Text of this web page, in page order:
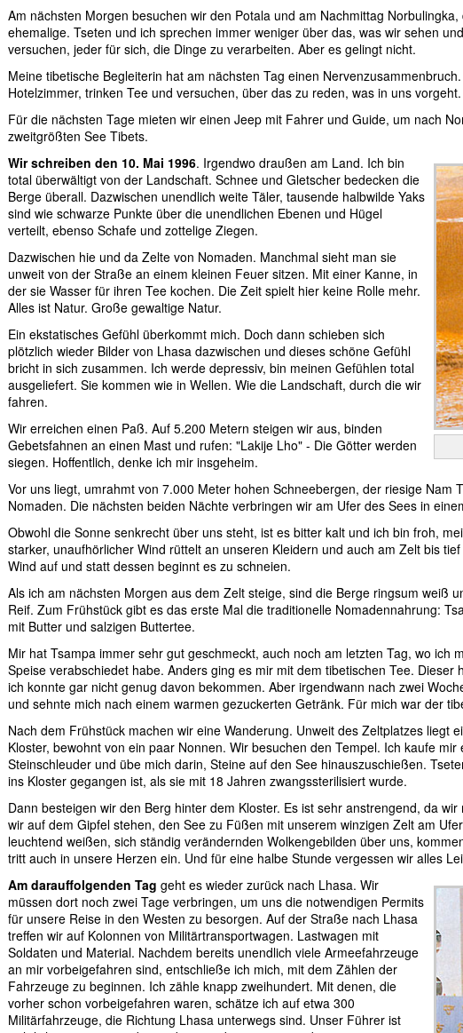
Am nächsten Morgen besuchen wir den Potala und am Nachmittag
ehemalige. Tseten und ich sprechen immer weniger über das, was wir sehen
versuchen, jeder für sich, die Dinge zu verarbeiten. Aber es gelingt nicht.
Meine tibetische Begleiterin hat am nächsten Tag einen
Hotelzimmer, trinken Tee und versuchen, über das zu reden, was in uns vorgeht.
Für die nächsten Tage mieten wir einen Jeep mit Fahrer und Guide, um nach
zweitgrößten See Tibets.
Wir schreiben den 10. Mai 1996. Irgendwo draußen am Land. Ich bin
total überwältigt von der Landschaft. Schnee und Gletscher bedecken die
Berge überall. Dazwischen unendlich weite Täler, tausende halbwilde Yaks
sind wie schwarze Punkte über die unendlichen Ebenen und Hügel
verteilt, ebenso Schafe und zottelige Ziegen.
Dazwischen hie und da Zelte von Nomaden. Manchmal sieht man sie
unweit von der Straße an einem kleinen Feuer sitzen. Mit einer Kanne, in
der sie Wasser für ihren Tee kochen. Die Zeit spielt hier keine Rolle mehr.
Alles ist Natur. Große gewaltige Natur.
Ein ekstatisches Gefühl überkommt mich. Doch dann schieben sich
plötzlich wieder Bilder von Lhasa dazwischen und dieses schöne Gefühl
bricht in sich zusammen. Ich werde depressiv, bin meinen Gefühlen total
ausgeliefert. Sie kommen wie in Wellen. Wie die Landschaft, durch die wir
fahren.
Wir erreichen einen Paß. Auf 5.200 Metern steigen wir aus, binden
Gebetsfahnen an einen Mast und rufen: "Lakije Lho" - Die Götter werden
siegen. Hoffentlich, denke ich mir insgeheim.
Vor uns liegt, umrahmt von 7.000 Meter hohen Schneebergen, der riesige Nam
Nomaden. Die nächsten beiden Nächte verbringen wir am Ufer des Sees in
Obwohl die Sonne senkrecht über uns steht, ist es bitter kalt und ich bin froh,
starker, unaufhörlicher Wind rüttelt an unseren Kleidern und auch am Zelt bis
Wind auf und statt dessen beginnt es zu schneien.
Als ich am nächsten Morgen aus dem Zelt steige, sind die Berge ringsum weiß
Reif. Zum Frühstück gibt es das erste Mal die traditionelle Nomadennahrung:
mit Butter und salzigen Buttertee.
Mir hat Tsampa immer sehr gut geschmeckt, auch noch am letzten Tag, wo ich
Speise verabschiedet habe. Anders ging es mir mit dem tibetischen Tee.
ich konnte gar nicht genug davon bekommen. Aber irgendwann nach zwei
und sehnte mich nach einem warmen gezuckerten Getränk. Für mich war der
Nach dem Frühstück machen wir eine Wanderung. Unweit des Zeltplatzes liegt
Kloster, bewohnt von ein paar Nonnen. Wir besuchen den Tempel. Ich kaufe
Steinschleuder und übe mich darin, Steine auf den See hinauszuschießen.
ins Kloster gegangen ist, als sie mit 18 Jahren zwangssterilisiert wurde.
Dann besteigen wir den Berg hinter dem Kloster. Es ist sehr anstrengend, da
wir auf dem Gipfel stehen, den See zu Füßen mit unserem winzigen Zelt am
leuchtend weißen, sich ständig verändernden Wolkengebilden über uns,
tritt auch in unsere Herzen ein. Und für eine halbe Stunde vergessen wir alles
Am darauffolgenden Tag geht es wieder zurück nach Lhasa. Wir
müssen dort noch zwei Tage verbringen, um uns die notwendigen Permits
für unsere Reise in den Westen zu besorgen. Auf der Straße nach Lhasa
treffen wir auf Kolonnen von Militärtransportwagen. Lastwagen mit
Soldaten und Material. Nachdem bereits unendlich viele Armeefahrzeuge
an mir vorbeigefahren sind, entschließe ich mich, mit dem Zählen der
Fahrzeuge zu beginnen. Ich zähle knapp zweihundert. Mit denen, die
vorher schon vorbeigefahren waren, schätze ich auf etwa 300
Militärfahrzeuge, die Richtung Lhasa unterwegs sind. Unser Führer ist